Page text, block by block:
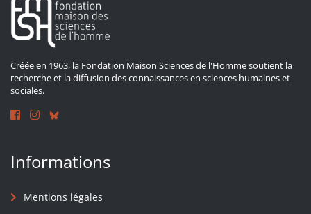
Créée en 1963, la Fondation Maison Sciences de l'Homme soutient la
recherche et la diffusion des connaissances en sciences humaines et
sociales.
Informations
Mentions légales